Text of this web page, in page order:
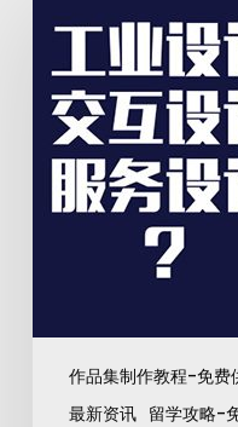
作品集制作教程-免费
最新资讯 留学攻略-